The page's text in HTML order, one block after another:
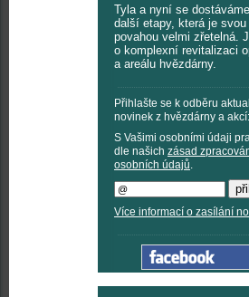
Tyla a nyní se
další etapy, která je svou
povahou velmi zřetelná.
o komplexní revitalizaci
a areálu hvězdárny.
Přihlašte se k odběru
novinek z hvězdárny a akcí:
S Vašimi osobními údaji
dle našich zásad
osobních údajů
Více informací o zasílání